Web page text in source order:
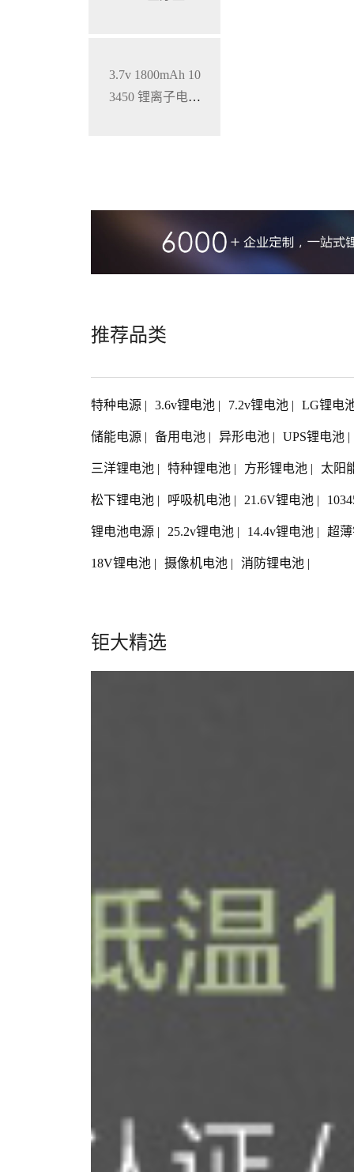
3.7v 1800mAh 10
3450 锂离子电池
推荐品类
特种电源 | 3.6v锂电池 | 7.2v锂电池 | LG锂电
储能电源 | 备用电池 | 异形电池 | UPS锂电池 |
三洋锂电池 | 特种锂电池 | 方形锂电池 | 太阳
松下锂电池 | 呼吸机电池 | 21.6V锂电池 |
锂电池电源 | 25.2v锂电池 | 14.4v锂电池 | 超
18V锂电池 | 摄像机电池 | 消防锂电池 |
钜大精选